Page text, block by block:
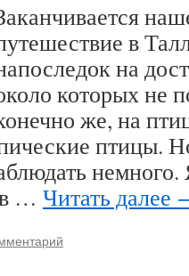
в
на
которых не
же, на
птицы.
немного.
… Читать далее